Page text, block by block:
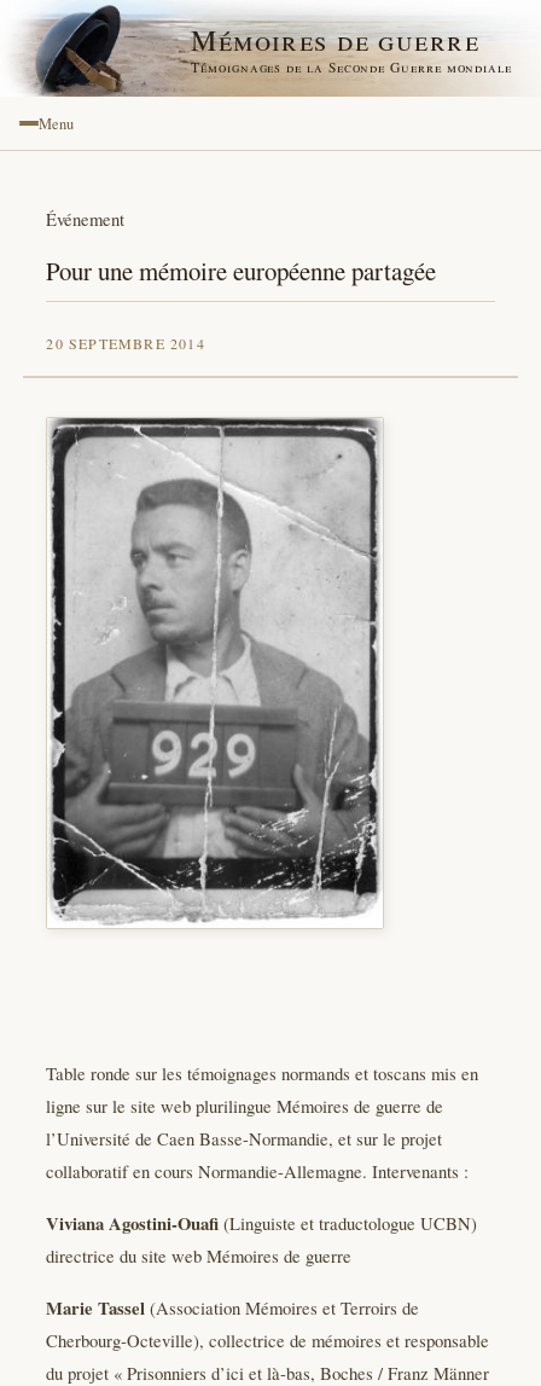
Mémoires de guerre
Témoignages de la Seconde Guerre mondiale
Menu
Événement
Pour une mémoire européenne partagée
20 SEPTEMBRE 2014
Table ronde sur les témoignages normands et toscans mis en
ligne sur le site web plurilingue Mémoires de guerre de
l’Université de Caen Basse-Normandie, et sur le projet
collaboratif en cours Normandie-Allemagne. Intervenants :
Viviana Agostini-Ouafi (Linguiste et traductologue UCBN)
directrice du site web Mémoires de guerre
Marie Tassel(Association Mémoires et Terroirs de
Cherbourg-Octeville), collectrice de mémoires et responsable
du projet « Prisonniers d’ici et là-bas, Boches / Franz Männer